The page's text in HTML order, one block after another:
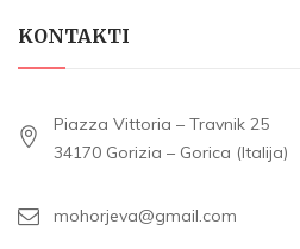
KONTAKTI
Piazza Vittoria – Travnik 25
34170 Gorizia – Gorica (Italija)
mohorjeva@gmail.com